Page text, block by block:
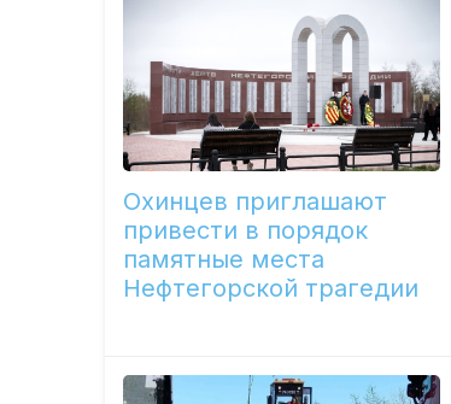
Охинцев приглашают
привести в порядок
памятные места
Нефтегорской трагедии